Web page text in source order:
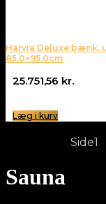
Harvia Deluxe bænk,
85.0×95.0cm
25.751,56 kr.
Læg i kurv
Side1
Sauna